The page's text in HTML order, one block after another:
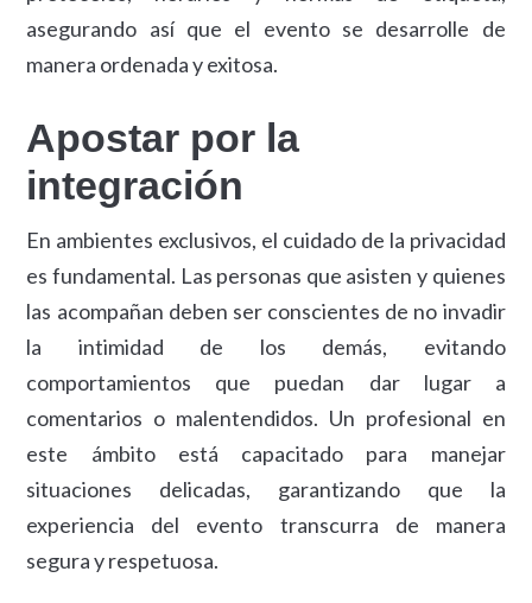
asegurando así que el evento se desarrolle de
manera ordenada y exitosa.
Apostar por la
integración
En ambientes exclusivos, el cuidado de la privacidad
es fundamental. Las personas que asisten y quienes
las acompañan deben ser conscientes de no invadir
la intimidad de los demás, evitando
comportamientos que puedan dar lugar a
comentarios o malentendidos. Un profesional en
este ámbito está capacitado para manejar
situaciones delicadas, garantizando que la
experiencia del evento transcurra de manera
segura y respetuosa.